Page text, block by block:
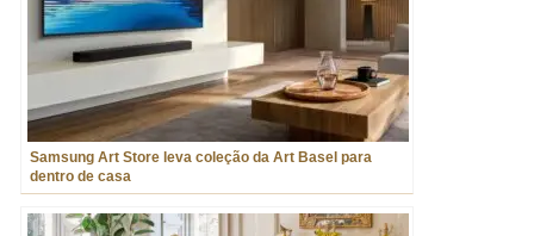
Samsung Art Store leva coleção da Art Basel para
dentro de casa